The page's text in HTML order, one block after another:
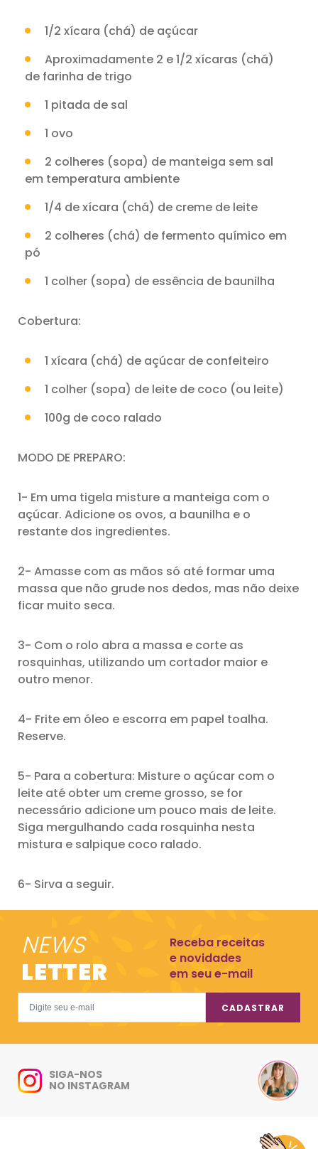
1/2 xícara (chá) de açúcar
Aproximadamente 2 e 1/2 xícaras (chá)
de farinha de trigo
1 pitada de sal
1 ovo
2 colheres (sopa) de manteiga sem sal
em temperatura ambiente
1/4 de xícara (chá) de creme de leite
2 colheres (chá) de fermento químico em
pó
1 colher (sopa) de essência de baunilha
Cobertura:
1 xícara (chá) de açúcar de confeiteiro
1 colher (sopa) de leite de coco (ou leite)
100g de coco ralado
MODO DE PREPARO:
1- Em uma tigela misture a manteiga com o
açúcar. Adicione os ovos, a baunilha e o
restante dos ingredientes.
2- Amasse com as mãos só até formar uma
massa que não grude nos dedos, mas não deixe
ficar muito seca.
3- Com o rolo abra a massa e corte as
rosquinhas, utilizando um cortador maior e
outro menor.
4- Frite em óleo e escorra em papel toalha.
Reserve.
5- Para a cobertura: Misture o açúcar com o
leite até obter um creme grosso, se for
necessário adicione um pouco mais de leite.
Siga mergulhando cada rosquinha nesta
mistura e salpique coco ralado.
6- Sirva a seguir.
NEWS
LETTER
Receba receitas
e novidades
em seu e-mail
CADASTRAR
SIGA-NOS
NO INSTAGRAM